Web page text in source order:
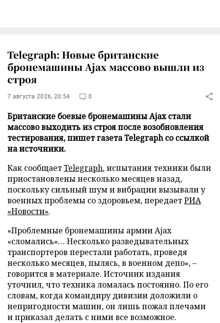
Telegraph: Новые британские
бронемашины Ajax массово вышли из
строя
7 августа 2026, 20:54 0
Британские боевые бронемашины Ajax стали
массово выходить из строя после возобновления
тестирования, пишет газета Telegraph со ссылкой
на источники.
Как сообщаетTelegraph, испытания техники были
приостановлены несколько месяцев назад,
поскольку сильный шум и вибрации вызывали у
военных проблемы со здоровьем, передаетРИА
«Новости».
«Проблемные бронемашины армии Ajax
«сломались»… Несколько разведывательных
транспортеров перестали работать, проведя
несколько месяцев, пылясь, в военном депо», –
говорится в материале. Источник издания
уточнил, что техника ломалась постоянно. По его
словам, когда командиру дивизии доложили о
непригодности машин, он лишь пожал плечами
и приказал делать с ними все возможное.